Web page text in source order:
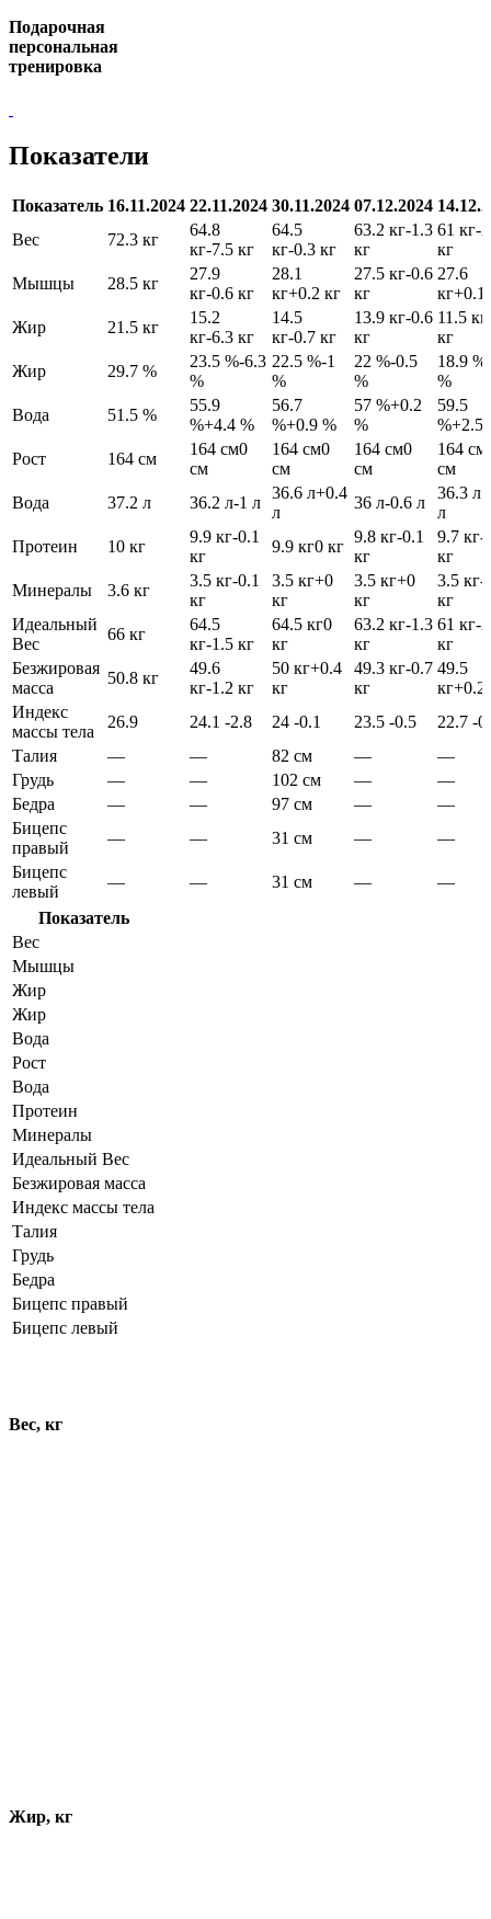
Подарочная
персональная
тренировка
Показатели
Показатель 16.11.2024 22.11.2024 30.11.2024 07.12.2024
Вес
72.3 кг
64.8
кг-7.5 кг
64.5
кг-0.3 кг
63.2 кг-1.3
кг
61 кг-
кг
Мышцы
28.5 кг
27.9
кг-0.6 кг
28.1
кг+0.2 кг
27.5 кг-0.6
кг
27.6
кг+0.1
Жир
21.5 кг
15.2
кг-6.3 кг
14.5
кг-0.7 кг
13.9 кг-0.6
кг
11.5 кг
кг
Жир
29.7 %
23.5 %-6.3
%
22.5 %-1
%
22 %-0.5
%
18.9 %
%
Вода
51.5 %
55.9
%+4.4 %
56.7
%+0.9 %
57 %+0.2
%
59.5
%+2.5
Рост
164 см
164 см0
см
164 см0
см
164 см0
см
164 см
см
Вода
37.2 л 36.2 л-1 л
36.6 л+0.4
л
36 л-0.6 л
36.3 л
л
Протеин
10 кг
9.9 кг-0.1
кг
9.9 кг0 кг
9.8 кг-0.1
кг
9.7 кг-
кг
Минералы
3.6 кг
3.5 кг-0.1
кг
3.5 кг+0
кг
3.5 кг+0
кг
3.5 кг-
кг
Идеальный
Вес
66 кг
64.5
кг-1.5 кг
64.5 кг0
кг
63.2 кг-1.3
кг
61 кг-
кг
Безжировая
масса
50.8 кг
49.6
кг-1.2 кг
50 кг+0.4
кг
49.3 кг-0.7
кг
49.5
кг+0.2
Индекс
массы тела
26.9 24.1 -2.8 24 -0.1 23.5 -0.5 22.7 -
Талия
— — 82 см —
—
Грудь
— — 102 см —
—
Бедра
— — 97 см —
—
Бицепс
правый
— — 31 см —
—
Бицепс
левый
— — 31 см —
—
Показатель
Вес
Мышцы
Жир
Жир
Вода
Рост
Вода
Протеин
Минералы
Идеальный Вес
Безжировая масса
Индекс массы тела
Талия
Грудь
Бедра
Бицепс правый
Бицепс левый
Вес, кг
Жир, кг